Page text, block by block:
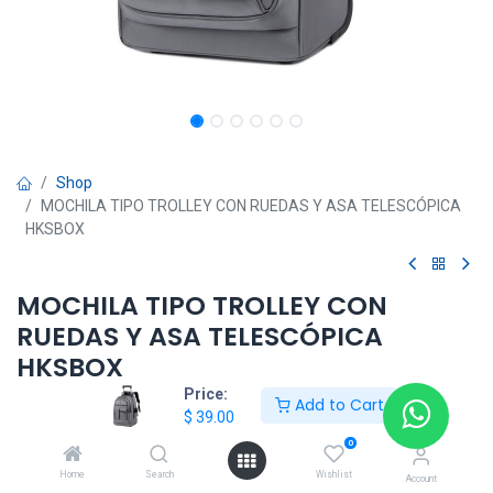
Price:
$ 39.00
Add to Cart
Home Search
0
Wishlist Account
Shop
MOCHILA TIPO TROLLEY CON RUEDAS Y ASA TELESCÓPICA
HKSBOX
MOCHILA TIPO TROLLEY CON
RUEDAS Y ASA TELESCÓPICA
HKSBOX